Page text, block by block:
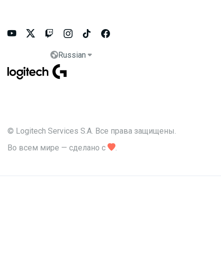
     
Russian 
© Logitech Services S.A. Все права защищены.
Во всем мире — сделано с .